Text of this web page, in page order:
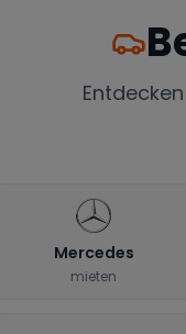
Mercedes
mieten